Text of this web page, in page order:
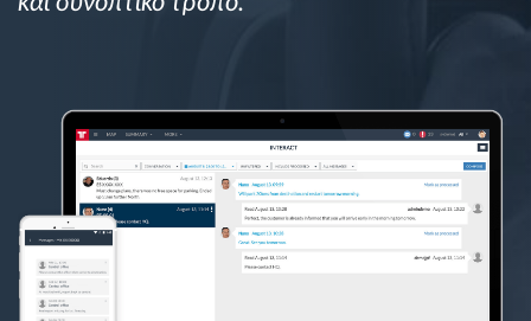
Υπολογιστής εξοικονόμησης